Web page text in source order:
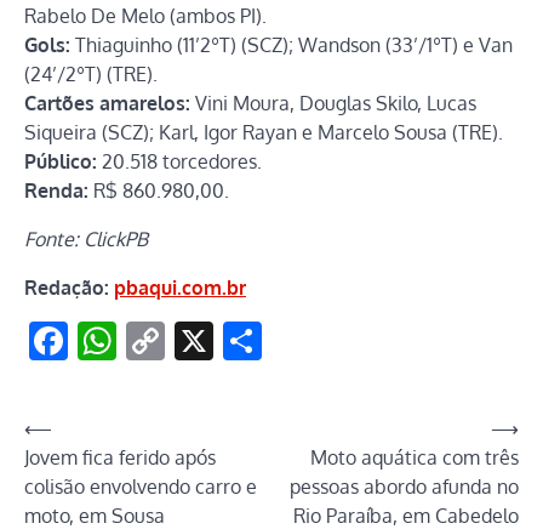
Rabelo De Melo (ambos PI).
Gols: Thiaguinho (11’2ºT) (SCZ); Wandson (33’/1ºT) e Van
(24’/2ºT) (TRE).
Cartões amarelos: Vini Moura, Douglas Skilo, Lucas
Siqueira (SCZ); Karl, Igor Rayan e Marcelo Sousa (TRE).
Público: 20.518 torcedores.
Renda: R$ 860.980,00.
Fonte: ClickPB
Redação: pbaqui.com.br
Facebook
WhatsApp
Copy
X
Navegação
de
Post
⟵
Jovem fica ferido após
colisão envolvendo carro e
moto, em Sousa
Moto aquática com três
pessoas abordo afunda no
Rio Paraíba, em Cabedelo
⟶